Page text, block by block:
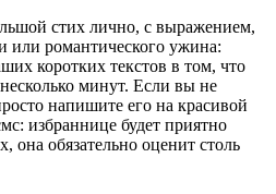
стих лично, с выражением,
или романтического ужина:
коротких текстов в том, что
минут. Если вы не
напишите его на красивой
избраннице будет приятно
она обязательно оценит столь